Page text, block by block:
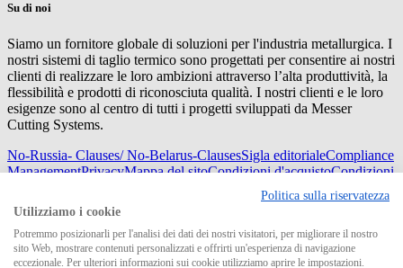
Su di noi
Siamo un fornitore globale di soluzioni per l'industria metallurgica. I
nostri sistemi di taglio termico sono progettati per consentire ai nostri
clienti di realizzare le loro ambizioni attraverso l’alta produttività, la
flessibilità e prodotti di riconosciuta qualità. I nostri clienti e le loro
esigenze sono al centro di tutti i progetti sviluppati da Messer
Cutting Systems.
No-Russia- Clauses/ No-Belarus-ClausesSigla editorialeCompliance
ManagementPrivacyMappa del sitoCondizioni d'acquistoCondizioni
© 2026 Messer Cutting Systems GmbH & Co. KG
Politica sulla riservatezza
Utilizziamo i cookie
Potremmo posizionarli per l'analisi dei dati dei nostri visitatori, per migliorare il nostro
sito Web, mostrare contenuti personalizzati e offrirti un'esperienza di navigazione
eccezionale. Per ulteriori informazioni sui cookie utilizziamo aprire le impostazioni.